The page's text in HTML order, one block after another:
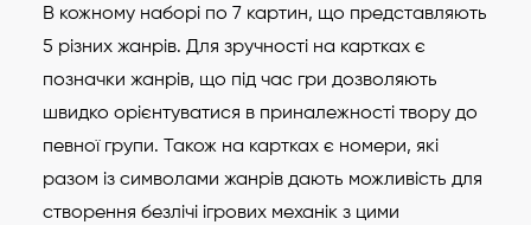
В кожному наборі по 7 картин, що представляють
5 різних жанрів. Для зручності на картках є
позначки жанрів, що під час гри дозволяють
швидко орієнтуватися в приналежності твору до
певної групи. Також на картках є номери, які
разом із символами жанрів дають можливість для
створення безлічі ігрових механік з цими